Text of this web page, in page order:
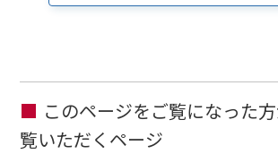
このページをご覧になった
覧いただくページ